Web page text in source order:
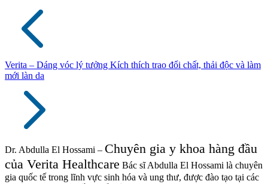
Verita – Dáng vóc lý tưởng Kích thích trao đổi chất, thải độc và làm
mới làn da
Dr. Abdulla El Hossami – Chuyên gia y khoa hàng đầu
của Verita Healthcare Bác sĩ Abdulla El Hossami là chuyên
gia quốc tế trong lĩnh vực sinh hóa và ung thư, được đào tạo tại các